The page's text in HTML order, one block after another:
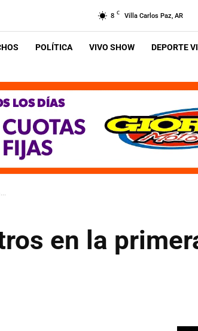
8 C Villa Carlos Paz, AR
POLÍTICA VIVO SHOW DEPORTE
en la